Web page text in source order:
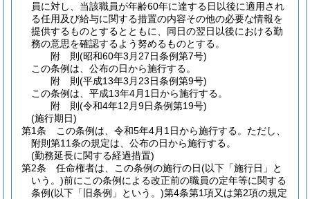
員に対し、当該職員が年齢60年に達する日以後に適用され
る任用及び給与に関する措置の内容その他の必要な情報を
提供するものとするとともに、同日の翌日以後における勤
務の意思を確認するよう努めるものとする。
附 則(昭和60年3月27日条例第7号)
この条例は、公布の日から施行する。
附 則(平成13年3月23日条例第9号)
この条例は、平成13年4月1日から施行する。
附 則(令和4年12月9日条例第19号)
(施行期日)
第1条
この条例は、令和5年4月1日から施行する。 ただし、
附則第11条の規定は、公布の日から施行する。
(勤務延長に関する経過措置)
第2条
任命権者は、この条例の施行の日(以下「施行日」と
いう。)前にこの条例による改正前の職員の定年等に関する
条例(以下「旧条例」という。)第4条第1項又は第2項の規定